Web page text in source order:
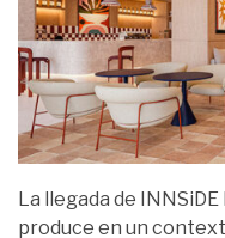
La llegada de
produce en un